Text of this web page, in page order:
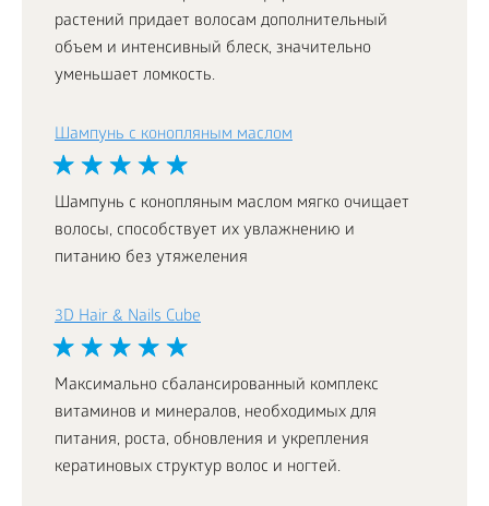
растений придает волосам дополнительный
объем и интенсивный блеск, значительно
уменьшает ломкость.
Шампунь с конопляным маслом
Шампунь с конопляным маслом мягко очищает
волосы, способствует их увлажнению и
питанию без утяжеления
3D Hair & Nails Cube
Максимально сбалансированный комплекс
витаминов и минералов, необходимых для
питания, роста, обновления и укрепления
кератиновых структур волос и ногтей.